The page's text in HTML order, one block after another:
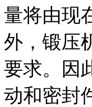
量将由现
外，锻压
要求。因
动和密封